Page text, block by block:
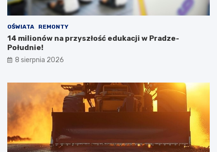
OŚWIATA REMONTY
14 milionów na przyszłość edukacji w Pradze-
Południe!
8 sierpnia 2026